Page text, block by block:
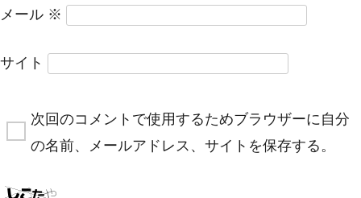
メール ※
サイト
次回のコメントで使用するためブラウザーに自分
の名前、メールアドレス、サイトを保存する。